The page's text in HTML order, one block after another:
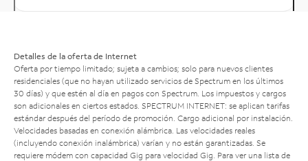
Detalles de la oferta de Internet
Oferta por tiempo limitado; sujeta a cambios; solo para nuevos clientes
residenciales (que no hayan utilizado servicios de Spectrum en los últimos
30 días) y que estén al día en pagos con Spectrum. Los impuestos y cargos
son adicionales en ciertos estados. SPECTRUM INTERNET: se aplican tarifas
estándar después del período de promoción. Cargo adicional por instalación.
Velocidades basadas en conexión alámbrica. Las velocidades reales
(incluyendo conexión inalámbrica) varían y no están garantizadas. Se
requiere módem con capacidad Gig para velocidad Gig. Para ver una lista de